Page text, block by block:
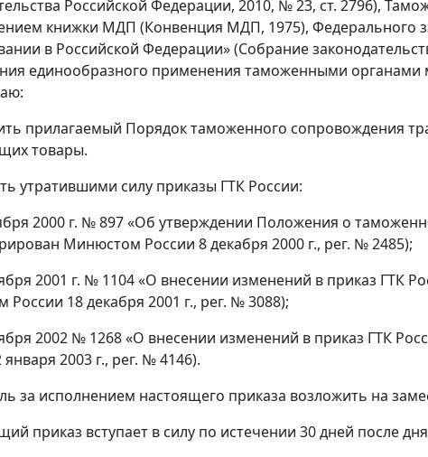
Российской Федерации, 2010, № 23, ст. 2796),
книжки МДП (Конвенция МДП, 1975), Федерального
в Российской Федерации» (Собрание
единообразного применения таможенными
прилагаемый Порядок таможенного сопровождения
товары.
утратившими силу приказы ГТК России:
2000 г. № 897 «Об утверждении Положения о
Минюстом России 8 декабря 2000 г., peг. № 2485);
2001 г. № 1104 «О внесении изменений в приказ ГТК
18 декабря 2001 г., peг. № 3088);
2002 № 1268 «О внесении изменений в приказ ГТК
января 2003 г., peг. № 4146).
за исполнением настоящего приказа возложить на
приказ вступает в силу по истечении 30 дней после